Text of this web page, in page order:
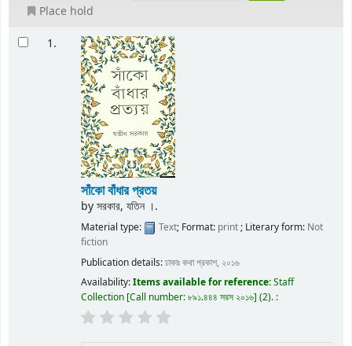
Place hold
1.
সাঁকো বাঁধার প্রতয়
byসরকার, যতিন ।.
Material type: Text; Format: print; Literary form: Not
fiction
Publication details:ঢাকাঃকথা প্রকাশ, ২০১৬
Availability:Items available for reference:Staff
Collection Call number:৮৯১.৪৪৪ সরস ২০১৬ (2). :